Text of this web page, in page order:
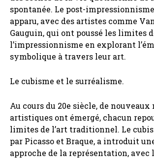
spontanée. Le post-
apparu, avec des artistes comme
Gauguin, qui ont poussé les limites
l’impressionnisme en explorant
symbolique à travers leur art.
Le cubisme et le surréalisme.
Au cours du 20e siècle, de
artistiques ont émergé, chacun
limites de l’art traditionnel. Le
par Picasso et Braque, a introduit
approche de la représentation, avec